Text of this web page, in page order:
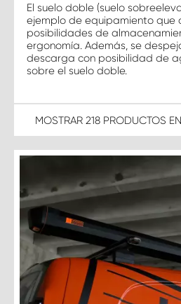
El suelo doble (suelo
ejemplo de equipamiento que
posibilidades de
ergonomía. Además, se
descarga con posibilidad de
sobre el suelo doble.
MOSTRAR 218 PRODUCTOS